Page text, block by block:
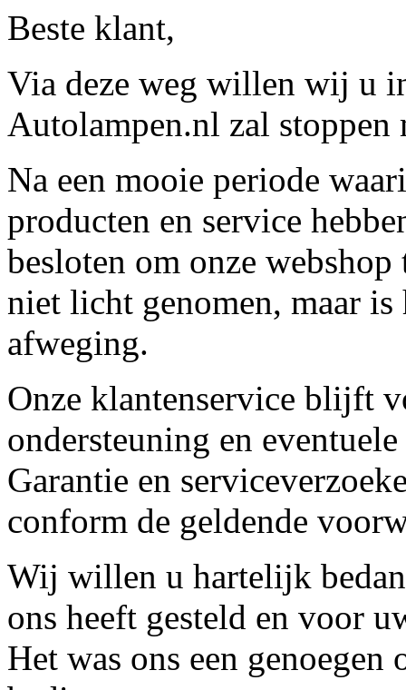
Beste klant,
Via deze weg willen wij u
Autolampen.nl zal stoppen
Na een mooie periode
producten en service
besloten om onze
niet licht genomen, maar
afweging.
Onze klantenservice blijft
ondersteuning en
Garantie en
conform de geldende
Wij willen u hartelijk
ons heeft gesteld en voor
Het was ons een